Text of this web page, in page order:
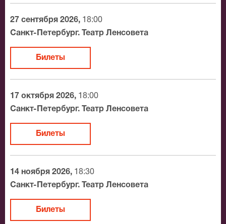
адрес доставки.
Официальные билеты на Бесы
После бронирования билетов, ожидайте доставку по
Москве в течение не более 2-х часов. Бесплатная
доставка билетов осуществляется в пределах МКАД
возле метро или в пешей доступности. Оплатить
заказ Вы можете с помощью:
Банковской картой
Наличными
Яндекс.Деньги
Qiwi
BitCoin
27 сентября 2026, 18:00
Санкт-Петербург. Театр Ленсовета
Билеты
17 октября 2026, 18:00
Санкт-Петербург. Театр Ленсовета
Билеты
14 ноября 2026, 18:30
Санкт-Петербург. Театр Ленсовета
Билеты